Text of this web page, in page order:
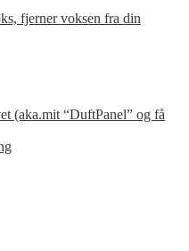
fjerner voksen fra din
(aka.mit “DuftPanel” og få